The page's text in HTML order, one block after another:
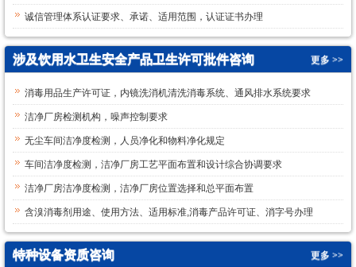
诚信管理体系认证要求、承诺、适用范围，认证证书办理
涉及饮用水卫生安全产品卫生许可批件咨询 更多 >>
消毒用品生产许可证，内镜洗消机清洗消毒系统、通风排水系统要求
洁净厂房检测机构，噪声控制要求
无尘车间洁净度检测，人员净化和物料净化规定
车间洁净度检测，洁净厂房工艺平面布置和设计综合协调要求
洁净厂房洁净度检测，洁净厂房位置选择和总平面布置
含溴消毒剂用途、使用方法、适用标准,消毒产品许可证、消字号办理
特种设备资质咨询 更多 >>